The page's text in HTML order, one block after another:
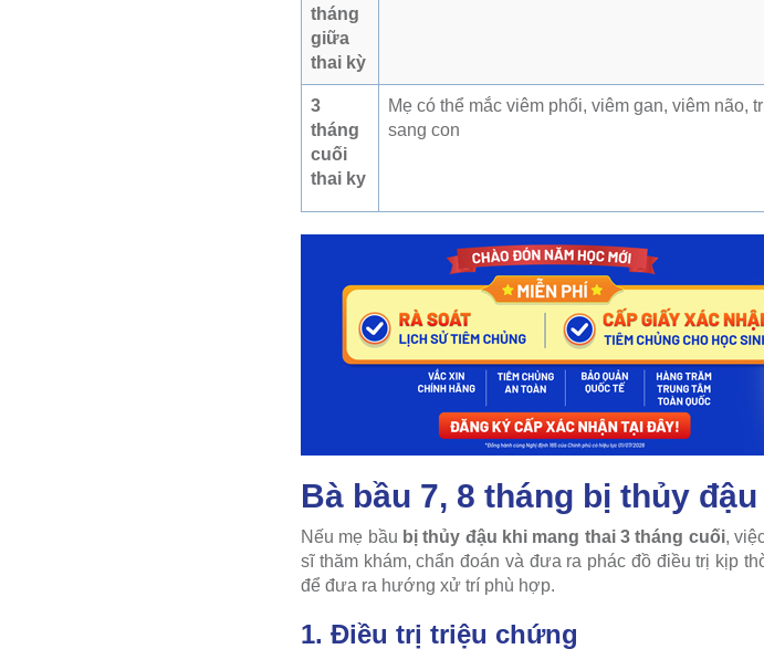
tháng
giữa
thai kỳ
3
tháng
cuối
thai ky
Mẹ có thể mắc viêm phổi, viêm gan, viêm não,
sang con
Bà bầu 7, 8 tháng bị thủy
Nếu mẹ bầu bị thủy đậu khi mang thai 3 tháng cuối,
sĩ thăm khám, chẩn đoán và đưa ra phác đồ điều trị kịp
để đưa ra hướng xử trí phù hợp.
1. Điều trị triệu chứng